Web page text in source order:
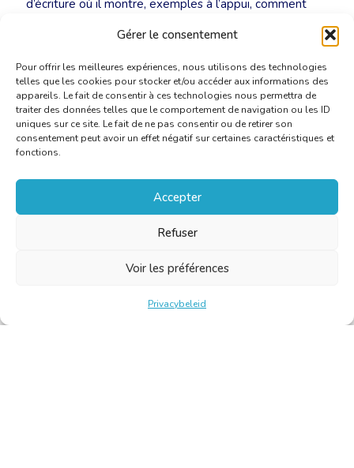
Gérer le consentement
Pour offrir les meilleures expériences, nous utilisons des technologies
telles que les cookies pour stocker et/ou accéder aux informations des
appareils. Le fait de consentir à ces technologies nous permettra de
traiter des données telles que le comportement de navigation ou les ID
uniques sur ce site. Le fait de ne pas consentir ou de retirer son
consentement peut avoir un effet négatif sur certaines caractéristiques et
fonctions.
Accepter
Refuser
Voir les préférences
Privacybeleid
d’écriture où il montre, exemples à l’appui, comment
réécrire des phrases trop longues, trop alambiquées, ou
fautives (des pépites sur le bout de la langue).